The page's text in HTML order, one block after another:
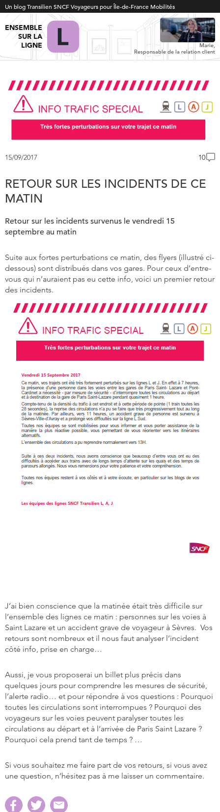
Un blog Transilien SNCF Voyageurs pour Île-de-France Mobilités
ENSEMBLE
SUR LA
LIGNE
Marie,
Responsable de la relation client
15/09/2017 10
RETOUR SUR LES INCIDENTS DE CE
MATIN
Retour sur les incidents survenus le vendredi 15
septembre au matin
Suite aux fortes perturbations ce matin, des flyers (illustré ci-
dessous) sont distribués dans vos gares. Pour ceux d’entre-
vous qui n’auraient pas eu cette info, voici un premier retour
des incidents.
J’ai bien conscience que la matinée était très difficile sur
l’ensemble des lignes ce matin : personnes sur les voies à
Saint Lazare et un accident grave de voyageur à Sèvres. Vos
retours sont nombreux et il nous faut analyser l’incident
côté info, prise en charge…
Aussi, je vous proposerai un billet plus précis dans
quelques jours pour comprendre les mesures de sécurité,
l’alerte radio… et pour répondre à vos questions : Pourquoi
toutes les circulations sont interrompues ? Pourquoi des
voyageurs sur les voies peuvent paralyser toutes les
circulations au départ et à l’arrivée de Paris Saint Lazare ?
Pourquoi cela prend tant de temps ? …
Si vous souhaitez me faire part de vos retours, si vous avez
une question, n’hésitez pas à me laisser un commentaire.